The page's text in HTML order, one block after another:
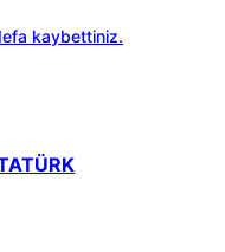
kaybettiniz.